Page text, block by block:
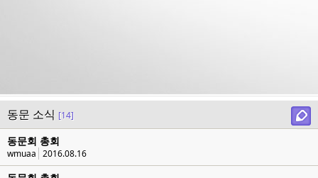
동문 소식 [14]
동문회 총회
wmuaa 2016.08.16